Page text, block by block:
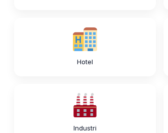
Hotel
Industri